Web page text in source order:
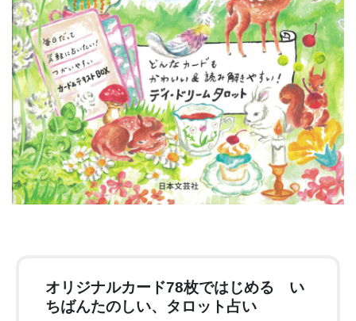
オリジナルカード78枚ではじめる い
ちばんたのしい、タロット占い